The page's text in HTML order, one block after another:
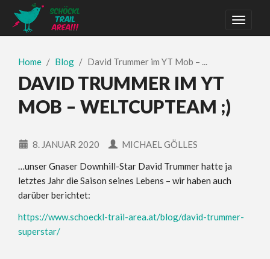
Home Blog David Trummer im YT Mob – ...
DAVID TRUMMER IM YT
MOB – WELTCUPTEAM ;)
8. JANUAR 2020
MICHAEL GÖLLES
…unser Gnaser Downhill-Star David Trummer hatte ja
letztes Jahr die Saison seines Lebens – wir haben auch
darüber berichtet:
https://www.schoeckl-trail-area.at/blog/david-trummer-
superstar/